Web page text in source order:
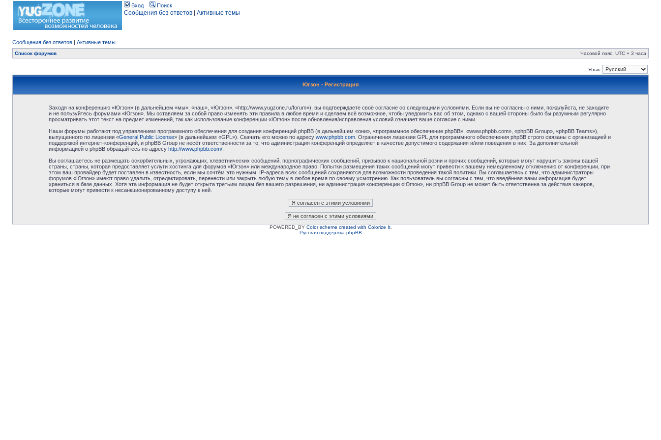
Вход Поиск
Сообщения без ответов Активные темы
Сообщения без ответов | Активные темы
Список форумов Часовой пояс: UTC + 3 часа
Язык:
Югзон - Регистрация
Заходя на конференцию «Югзон» (в дальнейшем «мы», «наш», «Югзон», «http://www.yugzone.ru/forum»), вы подтверждаете своё согласие со следующими условиями. Если вы не согласны с ними, пожалуйста, не заходите
и не пользуйтесь форумами «Югзон». Мы оставляем за собой право изменять эти правила в любое время и сделаем всё возможное, чтобы уведомить вас об этом, однако с вашей стороны было бы разумным регулярно
просматривать этот текст на предмет изменений, так как использование конференции «Югзон» после обновления/исправления условий означает ваше согласие с ними.
Наши форумы работают под управлением программного обеспечения для создания конференций phpBB (в дальнейшем «они», «программное обеспечение phpBB», «www.phpbb.com», «phpBB Group», «phpBB Teams»),
выпущенного по лицензии «General Public License» (в дальнейшем «GPL»). Скачать его можно по адресу www.phpbb.com. Ограничения лицензии GPL для программного обеспечения phpBB строго связаны с организацией и
поддержкой интернет-конференций, и phpBB Group не несёт ответственности за то, что администрация конференций определяет в качестве допустимого содержания и/или поведения в них. За дополнительной
информацией о phpBB обращайтесь по адресу http://www.phpbb.com/.
Вы соглашаетесь не размещать оскорбительных, угрожающих, клеветнических сообщений, порнографических сообщений, призывов к национальной розни и прочих сообщений, которые могут нарушить законы вашей
страны, страны, которая предоставляет услуги хостинга для форумов «Югзон» или международное право. Попытки размещения таких сообщений могут привести к вашему немедленному отключению от конференции, при
этом ваш провайдер будет поставлен в известность, если мы сочтём это нужным. IP-адреса всех сообщений сохраняются для возможности проведения такой политики. Вы соглашаетесь с тем, что администраторы
форумов «Югзон» имеют право удалить, отредактировать, перенести или закрыть любую тему в любое время по своему усмотрению. Как пользователь вы согласны с тем, что введённая вами информация будет
храниться в базе данных. Хотя эта информация не будет открыта третьим лицам без вашего разрешения, ни администрация конференции «Югзон», ни phpBB Group не может быть ответственна за действия хакеров,
которые могут привести к несанкционированному доступу к ней.
POWERED_BY Color scheme created with Colorize It.
Русская поддержка phpBB